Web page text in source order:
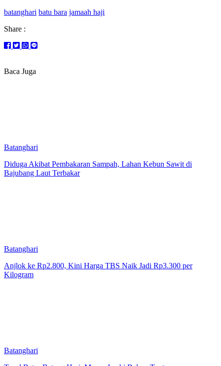
batanghari batu bara jamaah haji
Share :
Baca Juga
Batanghari
Diduga Akibat Pembakaran Sampah, Lahan Kebun Sawit di
Bajubang Laut Terbakar
Batanghari
Anjlok ke Rp2.800, Kini Harga TBS Naik Jadi Rp3.300 per
Kilogram
Batanghari